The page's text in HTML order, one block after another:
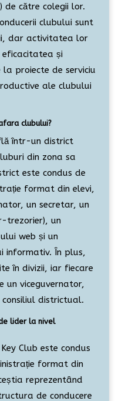
de către colegii lor.
clubului sunt
dar activitatea lor
eficacitatea și
proiecte de serviciu
ale clubului
clubului?
într-un district
din zona sa
este condus de
format din elevi,
un secretar, un
trezorier), un
web și un
informativ. În plus,
în divizii, iar fiecare
un viceguvernator,
districtual.
lider la nivel
Club este condus
format din
reprezentând
de conducere